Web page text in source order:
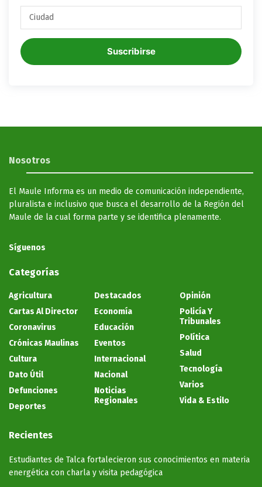
Suscribirse
Nosotros
El Maule Informa es un medio de comunicación independiente,
pluralista e inclusivo que busca el desarrollo de la Región del
Maule de la cual forma parte y se identifica plenamente.
Síguenos
Categorías
Agricultura
Cartas Al Director
Coronavirus
Crónicas Maulinas
Cultura
Dato Útil
Defunciones
Deportes
Destacados
Economía
Educación
Eventos
Internacional
Nacional
Noticias
Regionales
Opinión
Policía Y
Tribunales
Política
Salud
Tecnología
Varios
Vida & Estilo
Recientes
Estudiantes de Talca fortalecieron sus conocimientos en materia
energética con charla y visita pedagógica